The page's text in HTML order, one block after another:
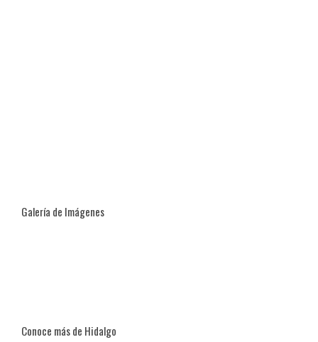
Galería de Imágenes
Conoce más de Hidalgo